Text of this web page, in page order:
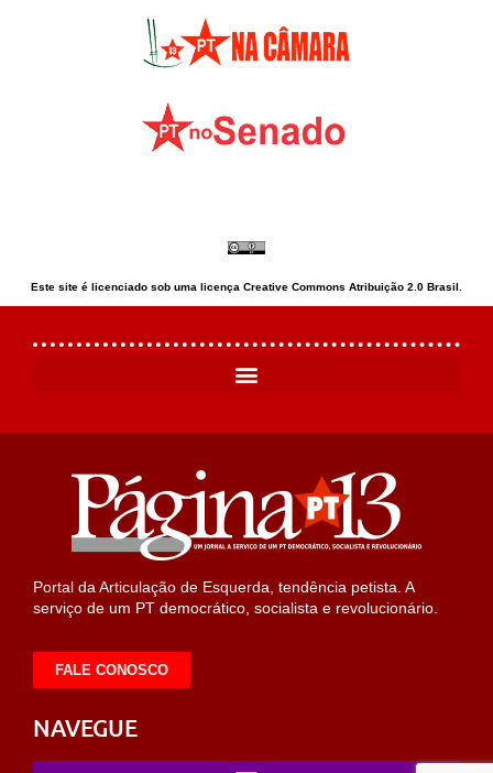
Este site é licenciado sob uma licença Creative Commons Atribuição 2.0 Brasil.
Portal da Articulação de Esquerda, tendência petista. A
serviço de um PT democrático, socialista e revolucionário.
FALE CONOSCO
NAVEGUE